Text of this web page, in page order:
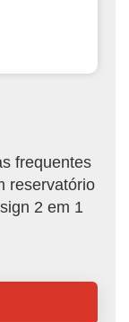
frequentes
reservatório
2 em 1